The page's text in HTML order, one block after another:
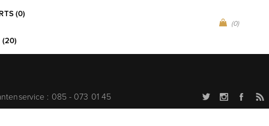
(0)
(0)
(20)
: 085 - 073 01 45